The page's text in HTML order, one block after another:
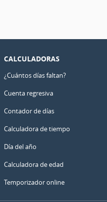
CALCULADORAS
¿Cuántos días faltan?
Cuenta regresiva
Contador de días
Calculadora de tiempo
Día del año
Calculadora de edad
Temporizador online